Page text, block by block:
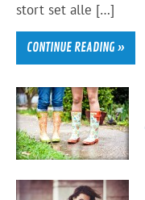
stort set alle […]
CONTINUE READING »